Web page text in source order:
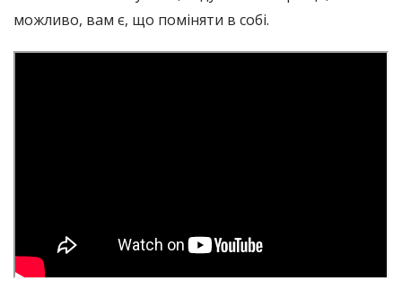
можливо, вам є, що поміняти в собі.